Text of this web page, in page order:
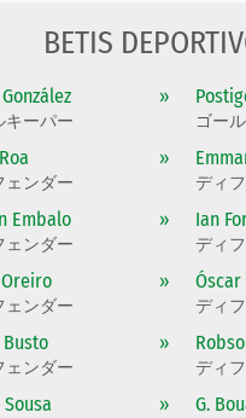
BETIS
キーパー
»
ゴー
ェンダー
»
ディ
Embalo
ェンダー
» Ian
ディ
ェンダー
» Óscar
ディ
Busto
ェンダー
»
ディ
Sousa » G.